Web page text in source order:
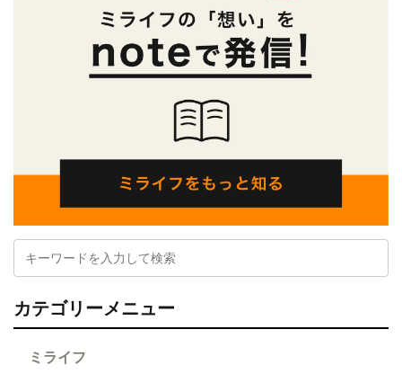
カテゴリーメニュー
ミライフ